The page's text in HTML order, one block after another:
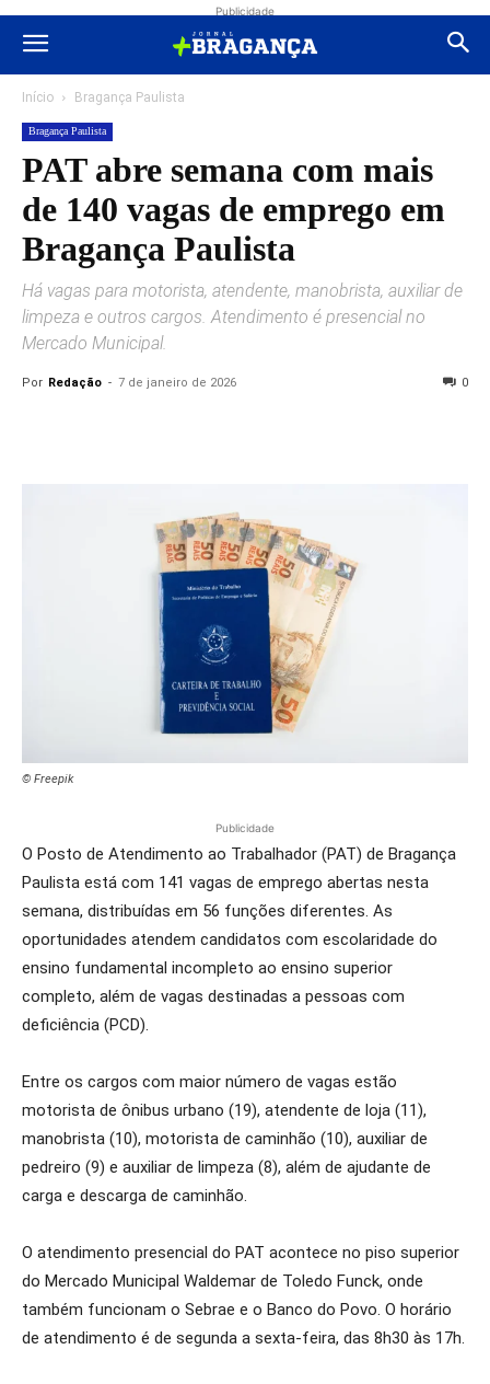
Publicidade
Início Bragança Paulista
Bragança Paulista
PAT abre semana com mais
de 140 vagas de emprego em
Bragança Paulista
Há vagas para motorista, atendente, manobrista, auxiliar de
limpeza e outros cargos. Atendimento é presencial no
Mercado Municipal.
Por Redação - 7 de janeiro de 2026 0
© Freepik
Publicidade
O Posto de Atendimento ao Trabalhador (PAT) de Bragança
Paulista está com 141 vagas de emprego abertas nesta
semana, distribuídas em 56 funções diferentes. As
oportunidades atendem candidatos com escolaridade do
ensino fundamental incompleto ao ensino superior
completo, além de vagas destinadas a pessoas com
deficiência (PCD).
Entre os cargos com maior número de vagas estão
motorista de ônibus urbano (19), atendente de loja (11),
manobrista (10), motorista de caminhão (10), auxiliar de
pedreiro (9) e auxiliar de limpeza (8), além de ajudante de
carga e descarga de caminhão.
O atendimento presencial do PAT acontece no piso superior
do Mercado Municipal Waldemar de Toledo Funck, onde
também funcionam o Sebrae e o Banco do Povo. O horário
de atendimento é de segunda a sexta-feira, das 8h30 às 17h.